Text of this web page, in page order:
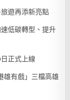
遊再添新亮點
低碳轉型、提升
正式上線
雄有戲」三檔高雄